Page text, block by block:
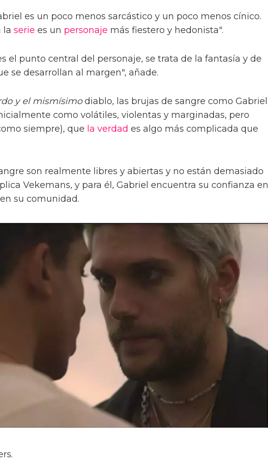
es un poco menos sarcástico y un poco menos cínico.
la serie es un personaje más fiestero y hedonista".
el punto central del personaje, se trata de la fantasía y de
se desarrollan al margen", añade.
y el mismísimodiablo, las brujas de sangre como Gabriel
como volátiles, violentas y marginadas, pero
siempre), que la verdad es algo más complicada que
son realmente libres y abiertas y no están demasiado
Vekemans, y para él, Gabriel encuentra su confianza en
su comunidad.